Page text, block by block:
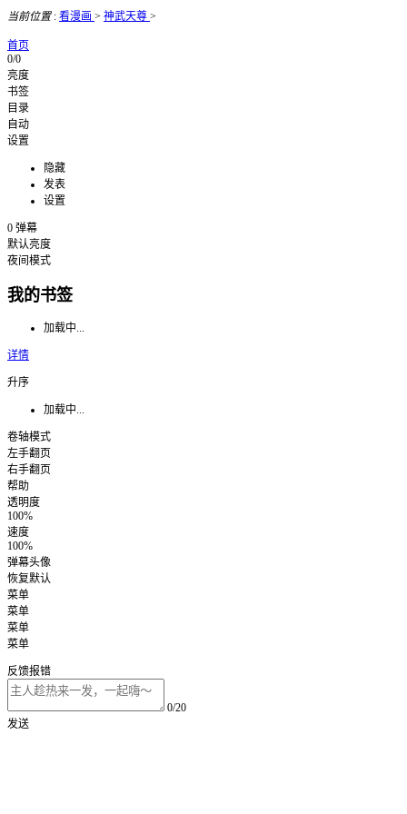
当前位置: 看漫画 > 神武天尊 >
首页
0/0
亮度
书签
目录
自动
设置
隐藏
发表
设置
0 弹幕
默认亮度
夜间模式
我的书签
加载中...
详情
升序
加载中...
卷轴模式
左手翻页
右手翻页
帮助
透明度
100%
速度
100%
弹幕头像
恢复默认
菜单
菜单
菜单
菜单
反馈报错
0/20
发送